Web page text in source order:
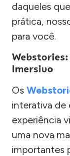
daqueles
prática,
para você.
Imersivo
Os
interativa de
experiência
uma nova
importantes